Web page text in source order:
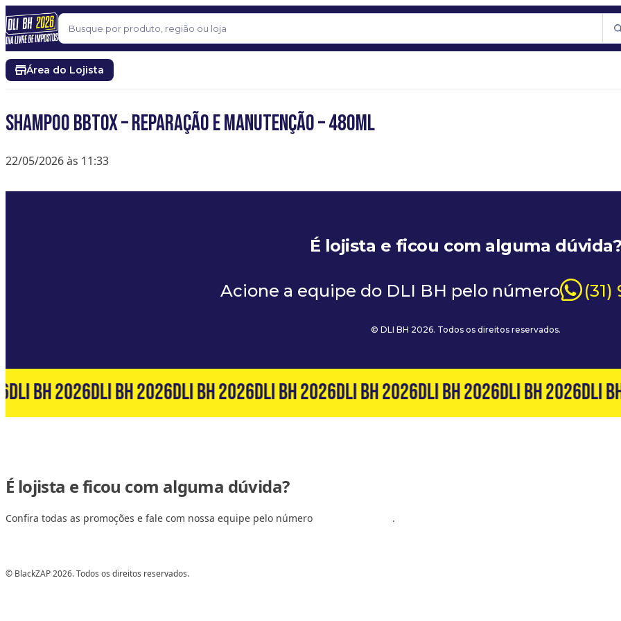
Pular para o conteúdo
Buscar
Área do Lojista
Shampoo BBTOX – Reparação e Manutenção – 480ml
22/05/2026 às 11:33
É lojista e ficou com alguma dúvida?
Acione a equipe do DLI BH pelo número (31)
© DLI BH 2026. Todos os direitos reservados.
DLI BH 2026DLI BH 2026DLI BH 2026DLI BH 2026DLI BH 2026DLI BH 2026DLI BH 2026DLI
É lojista e ficou com alguma dúvida?
Confira todas as promoções e fale com nossa equipe pelo número .
© BlackZAP 2026. Todos os direitos reservados.